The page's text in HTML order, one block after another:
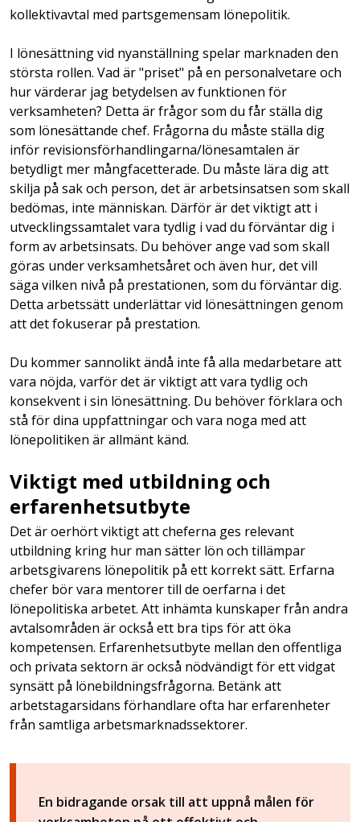
kollektivavtal med partsgemensam lönepolitik.
I lönesättning vid nyanställning spelar marknaden den
största rollen. Vad är "priset" på en personalvetare och
hur värderar jag betydelsen av funktionen för
verksamheten? Detta är frågor som du får ställa dig
som lönesättande chef. Frågorna du måste ställa dig
inför revisionsförhandlingarna/lönesamtalen är
betydligt mer mångfacetterade. Du måste lära dig att
skilja på sak och person, det är arbetsinsatsen som skall
bedömas, inte människan. Därför är det viktigt att i
utvecklingssamtalet vara tydlig i vad du förväntar dig i
form av arbetsinsats. Du behöver ange vad som skall
göras under verksamhetsåret och även hur, det vill
säga vilken nivå på prestationen, som du förväntar dig.
Detta arbetssätt underlättar vid lönesättningen genom
att det fokuserar på prestation.
Du kommer sannolikt ändå inte få alla medarbetare att
vara nöjda, varför det är viktigt att vara tydlig och
konsekvent i sin lönesättning. Du behöver förklara och
stå för dina uppfattningar och vara noga med att
lönepolitiken är allmänt känd.
Viktigt med utbildning och
erfarenhetsutbyte
Det är oerhört viktigt att cheferna ges relevant
utbildning kring hur man sätter lön och tillämpar
arbetsgivarens lönepolitik på ett korrekt sätt. Erfarna
chefer bör vara mentorer till de oerfarna i det
lönepolitiska arbetet. Att inhämta kunskaper från andra
avtalsområden är också ett bra tips för att öka
kompetensen. Erfarenhetsutbyte mellan den offentliga
och privata sektorn är också nödvändigt för ett vidgat
synsätt på lönebildningsfrågorna. Betänk att
arbetstagarsidans förhandlare ofta har erfarenheter
från samtliga arbetsmarknadssektorer.
En bidragande orsak till att uppnå målen för